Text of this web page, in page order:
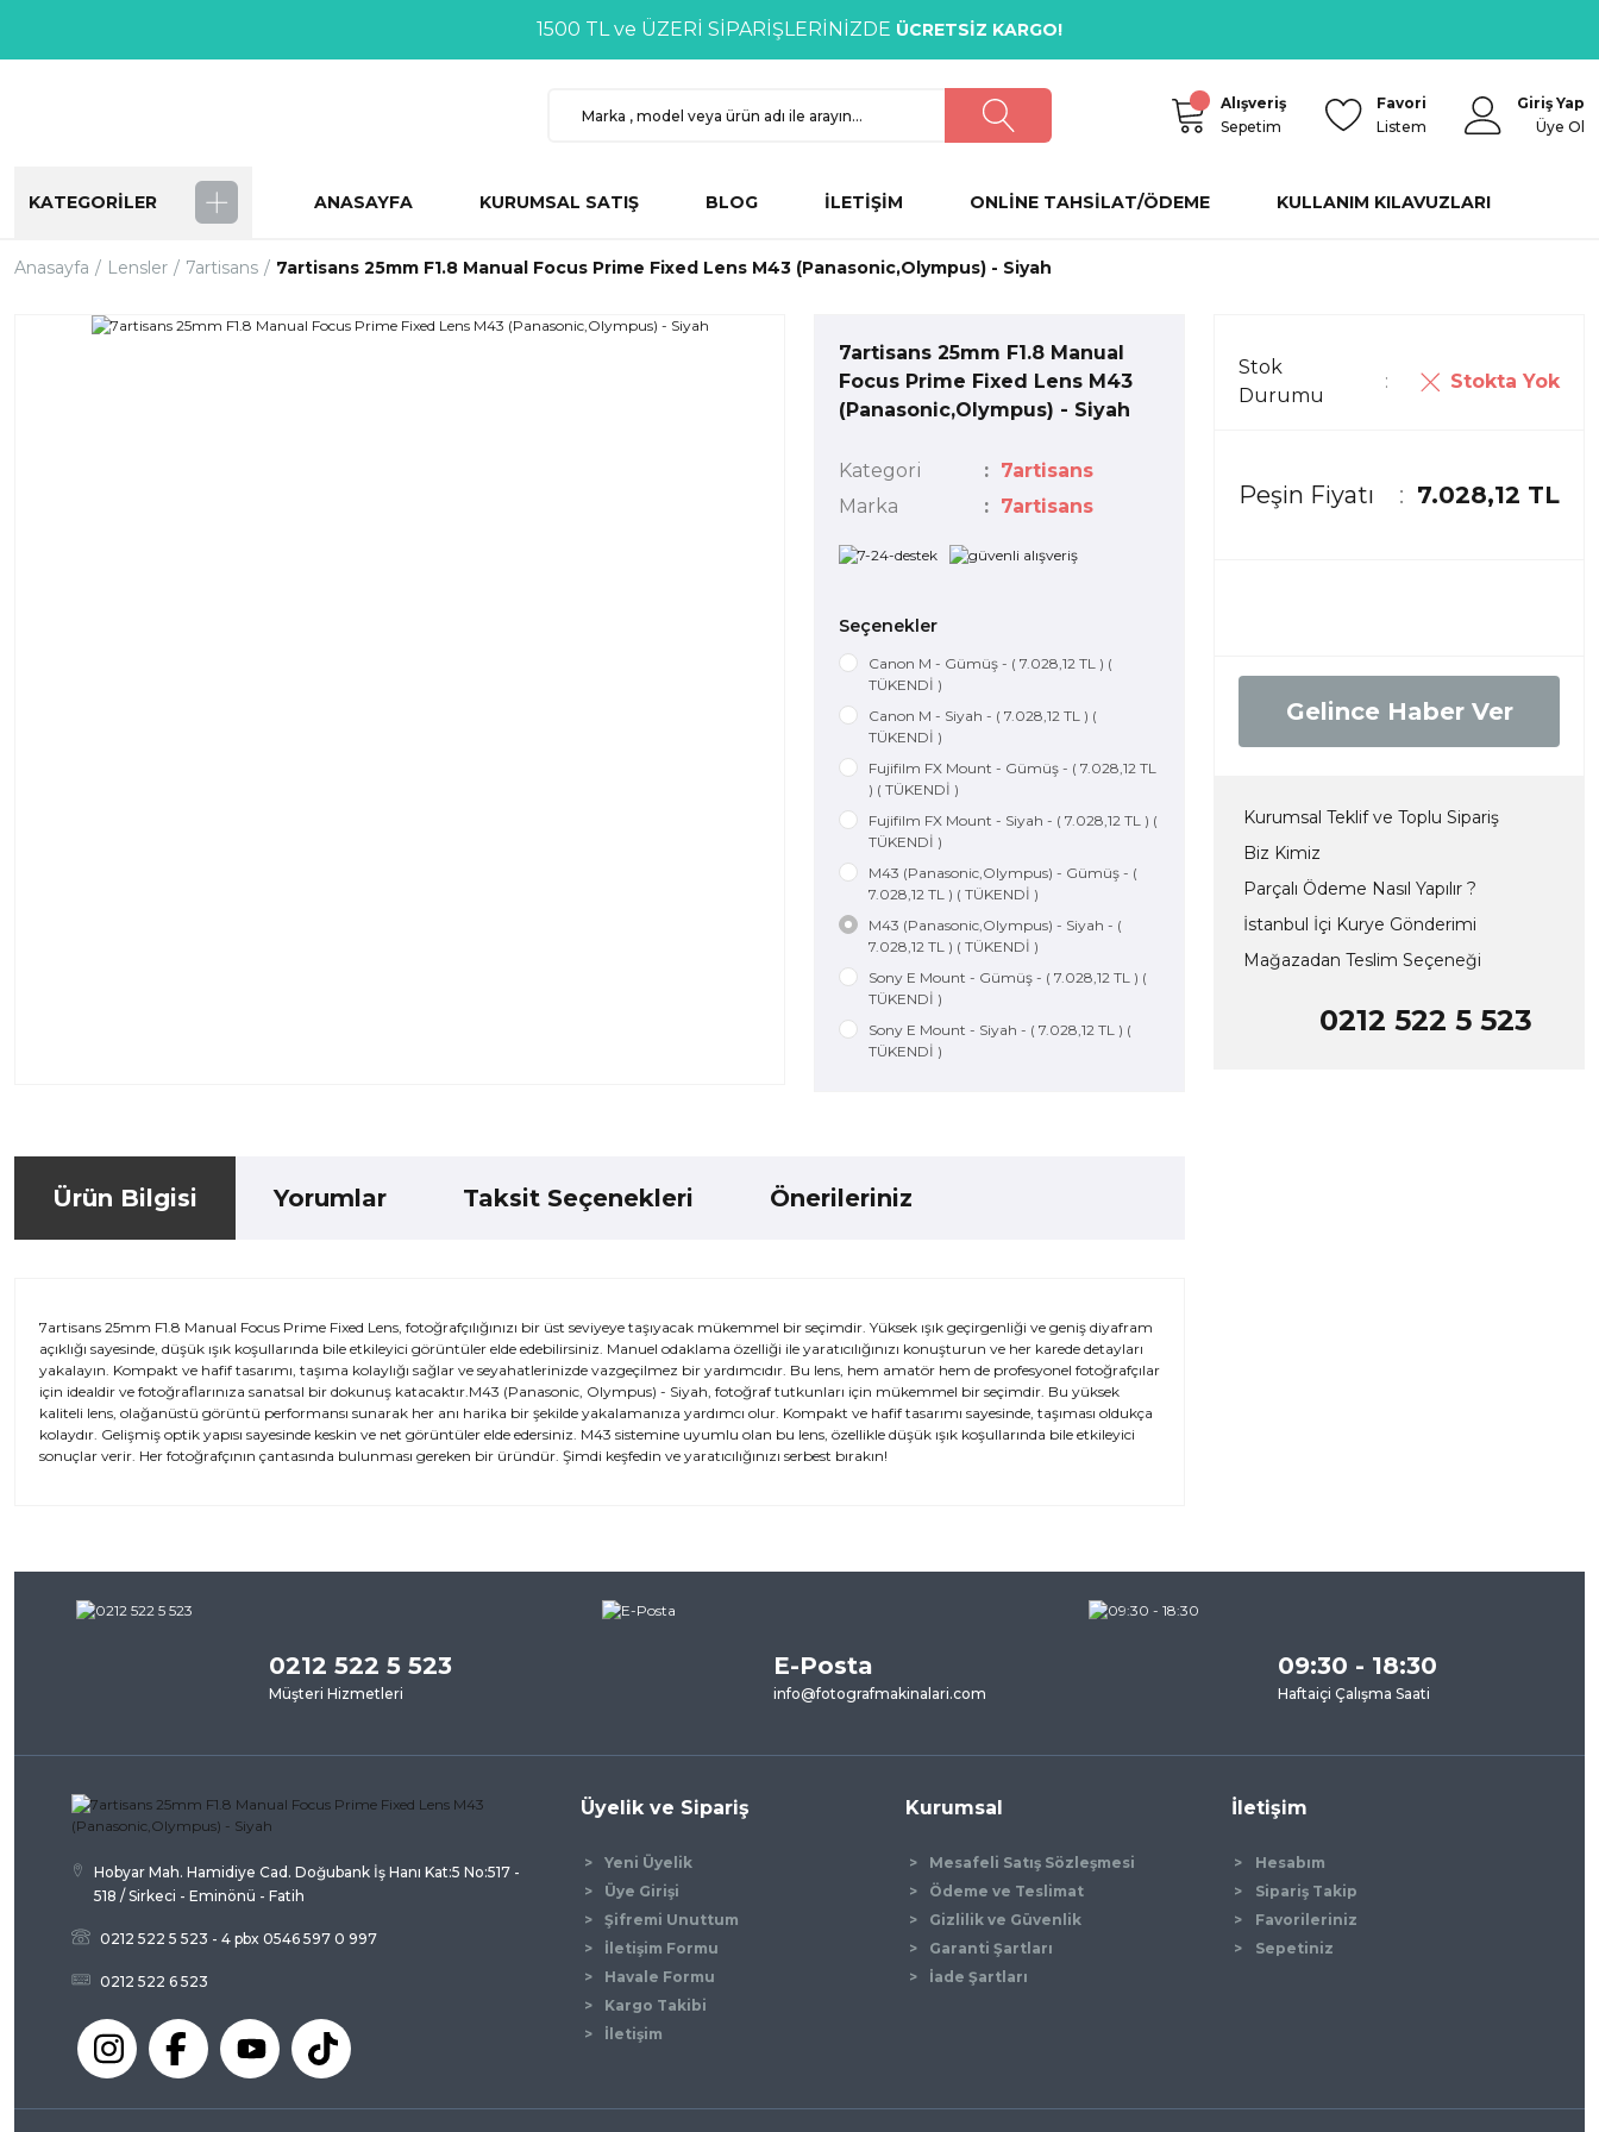
1500 TL ve ÜZERİ SİPARİŞLERİNİZDE ÜCRETSİZ KARGO!
Alışveriş
Sepetim
Favori
Listem
Giriş Yap
Üye Ol
KATEGORİLER ANASAYFA KURUMSAL SATIŞ BLOG İLETİŞİM ONLİNE TAHSİLAT/ÖDEME KULLANIM KILAVUZLARI
Anasayfa Lensler 7artisans 7artisans 25mm F1.8 Manual Focus Prime Fixed Lens M43 (Panasonic,Olympus) - Siyah
7artisans 25mm F1.8 Manual
Focus Prime Fixed Lens M43
(Panasonic,Olympus) - Siyah
Kategori
7artisans
Marka
7artisans
Seçenekler
Canon M - Gümüş - ( 7.028,12 TL ) (
TÜKENDİ )
Canon M - Siyah - ( 7.028,12 TL ) (
TÜKENDİ )
Fujifilm FX Mount - Gümüş - ( 7.028,12 TL
) ( TÜKENDİ )
Fujifilm FX Mount - Siyah - ( 7.028,12 TL ) (
TÜKENDİ )
M43 (Panasonic,Olympus) - Gümüş - (
7.028,12 TL ) ( TÜKENDİ )
M43 (Panasonic,Olympus) - Siyah - (
7.028,12 TL ) ( TÜKENDİ )
Sony E Mount - Gümüş - ( 7.028,12 TL ) (
TÜKENDİ )
Sony E Mount - Siyah - ( 7.028,12 TL ) (
TÜKENDİ )
Stok
Durumu
Stokta Yok
Peşin Fiyatı 7.028,12 TL
Gelince Haber Ver
Kurumsal Teklif ve Toplu Sipariş
Biz Kimiz
Parçalı Ödeme Nasıl Yapılır ?
İstanbul İçi Kurye Gönderimi
Mağazadan Teslim Seçeneği
0212 522 5 523
Ürün Bilgisi Yorumlar Taksit Seçenekleri Önerileriniz
7artisans 25mm F1.8 Manual Focus Prime Fixed Lens, fotoğrafçılığınızı bir üst seviyeye taşıyacak mükemmel bir seçimdir. Yüksek ışık geçirgenliği ve geniş diyafram
açıklığı sayesinde, düşük ışık koşullarında bile etkileyici görüntüler elde edebilirsiniz. Manuel odaklama özelliği ile yaratıcılığınızı konuşturun ve her karede detayları
yakalayın. Kompakt ve hafif tasarımı, taşıma kolaylığı sağlar ve seyahatlerinizde vazgeçilmez bir yardımcıdır. Bu lens, hem amatör hem de profesyonel fotoğrafçılar
için idealdir ve fotoğraflarınıza sanatsal bir dokunuş katacaktır.M43 (Panasonic, Olympus) - Siyah, fotoğraf tutkunları için mükemmel bir seçimdir. Bu yüksek
kaliteli lens, olağanüstü görüntü performansı sunarak her anı harika bir şekilde yakalamanıza yardımcı olur. Kompakt ve hafif tasarımı sayesinde, taşıması oldukça
kolaydır. Gelişmiş optik yapısı sayesinde keskin ve net görüntüler elde edersiniz. M43 sistemine uyumlu olan bu lens, özellikle düşük ışık koşullarında bile etkileyici
sonuçlar verir. Her fotoğrafçının çantasında bulunması gereken bir üründür. Şimdi keşfedin ve yaratıcılığınızı serbest bırakın!
Görüş ve önerileriniz için teşekkür ederiz.
Ürün resmi kalitesiz, bozuk veya görüntülenemiyor.
Ürün açıklamasında eksik bilgiler bulunuyor.
Ürün fiyatı diğer sitelerden daha pahalı.
Bu ürüne benzer farklı alternatifler olmalı.
Gönder
0212 522 5 523
Müşteri Hizmetleri
E-Posta
info@fotografmakinalari.com
09:30 - 18:30
Haftaiçi Çalışma Saati
Hobyar Mah. Hamidiye Cad. Doğubank İş Hanı Kat:5 No:517 -
518 / Sirkeci - Eminönü - Fatih
0212 522 5 523 - 4 pbx 0546 597 0 997
0212 522 6 523
Üyelik ve Sipariş
Yeni Üyelik
Üye Girişi
Şifremi Unuttum
İletişim Formu
Havale Formu
Kargo Takibi
İletişim
Kurumsal
Mesafeli Satış Sözleşmesi
Ödeme ve Teslimat
Gizlilik ve Güvenlik
Garanti Şartları
İade Şartları
İletişim
Hesabım
Sipariş Takip
Favorileriniz
Sepetiniz